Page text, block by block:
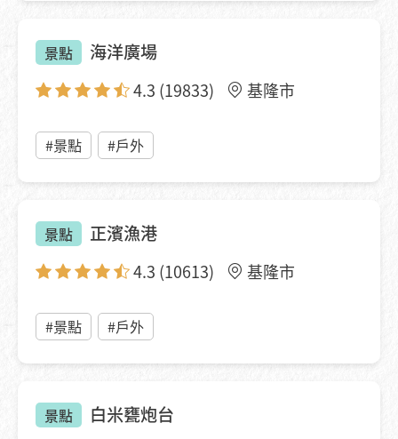
景點 海洋廣場
4.3 (19833) 基隆市
#景點 #戶外
景點 正濱漁港
4.3 (10613) 基隆市
#景點 #戶外
景點 白米甕炮台